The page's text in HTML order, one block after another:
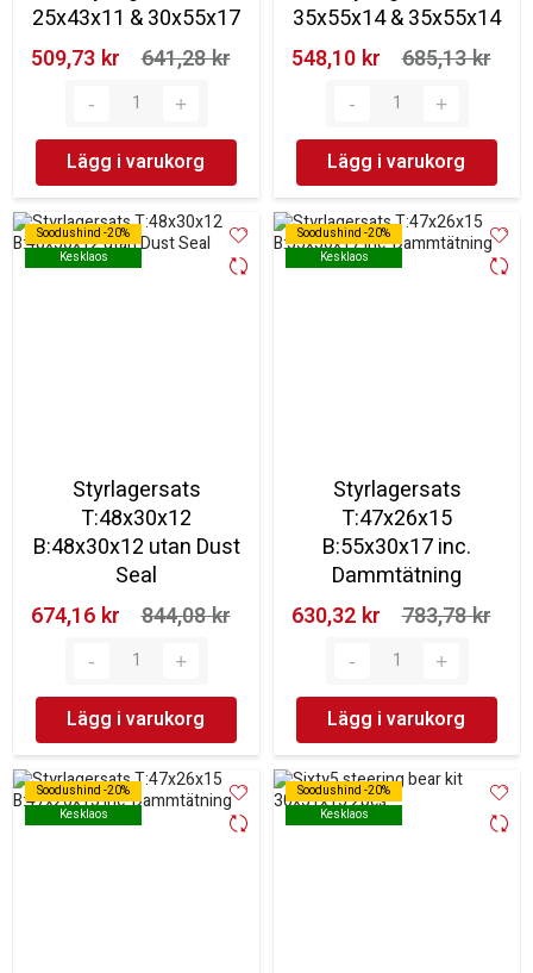
25x43x11 & 30x55x17
509,73 kr‎
641,28 kr‎
Lägg i varukorg
35x55x14 & 35x55x14
548,10 kr‎
685,13 kr‎
Lägg i varukorg
Soodushind -20%
Kesklaos
Soodushind -20%
Kesklaos
Styrlagersats
T:48x30x12
B:48x30x12 utan Dust
Seal
674,16 kr‎
844,08 kr‎
Lägg i varukorg
Soodushind -20%
Kesklaos
Soodushind -20%
Kesklaos
Styrlagersats
T:47x26x15
B:55x30x17 inc.
Dammtätning
630,32 kr‎
783,78 kr‎
Lägg i varukorg
Soodushind -20%
Kesklaos
Soodushind -20%
Kesklaos
Soodushind -20%
Kesklaos
Soodushind -20%
Kesklaos